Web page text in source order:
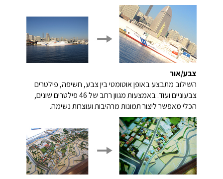
צבע/אור
השילוב מתבצע באופן אוטומטי בין צבע, חשיפה, פילטרים
צבעוניים ועוד. באמצעות מגוון רחב של 46 פילטרים שונים,
הכלי מאפשר ליצור תמונות מרהיבות ועוצרות נשימה.